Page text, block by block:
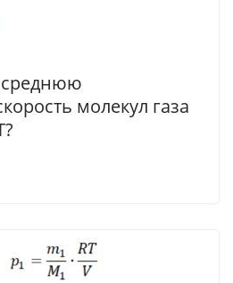
среднюю
молекул газа